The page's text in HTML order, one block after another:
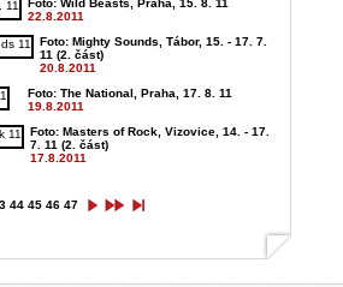
Foto: Wild Beasts, Praha, 15. 8. 11
22.8.2011
Foto: Mighty Sounds, Tábor, 15. - 17. 7.
11 (2. část)
20.8.2011
Foto: The National, Praha, 17. 8. 11
19.8.2011
Foto: Masters of Rock, Vizovice, 14. - 17.
7. 11 (2. část)
17.8.2011
44 45 46 47